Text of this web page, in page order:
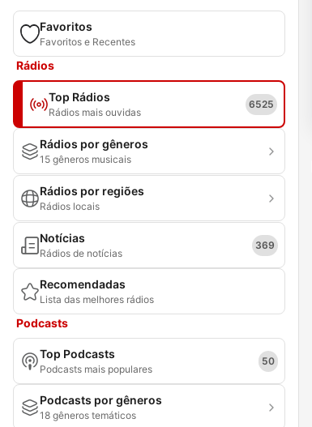
Favoritos
Favoritos e Recentes
Rádios
Top Rádios
Rádios mais ouvidas
6525
Rádios por gêneros
15 gêneros musicais
Rádios por regiões
Rádios locais
Notícias
Rádios de notícias
369
Recomendadas
Lista das melhores rádios
Podcasts
Top Podcasts
Podcasts mais populares
50
Podcasts por gêneros
18 gêneros temáticos